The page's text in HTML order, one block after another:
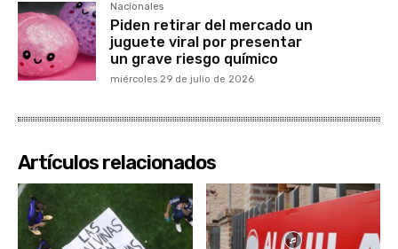
Nacionales
Piden retirar del mercado un
juguete viral por presentar
un grave riesgo químico
miércoles 29 de julio de 2026
Artículos relacionados